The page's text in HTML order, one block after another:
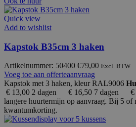
Quick view
Add to wishlist
Kapstok B35cm 3 haken
Artikelnummer: 50400 €79,00 Excl. BTW
Voeg toe aan offerteaanvraag
Kapstok met 3 haken, kleur RAL9006
€ 13,00 2 dagen € 16,50 7 dagen €
langere huurtermijn op aanvraag. Bij 5 of
kwantumkorting.